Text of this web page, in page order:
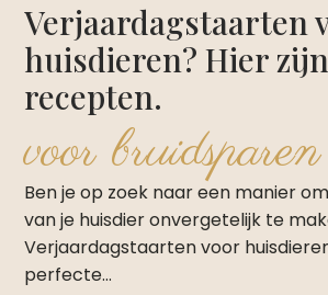
Verjaardagstaarten
huisdieren? Hier
recepten.​
voor bruidsparen
Ben je op zoek naar een manier
van je huisdier onvergetelijk te
Verjaardagstaarten voor
perfecte…